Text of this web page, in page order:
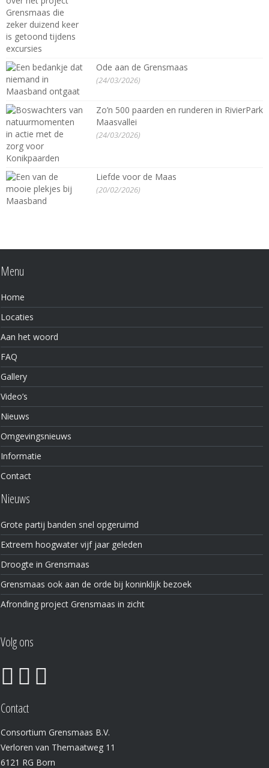
Ode aan de Grensmaas
(24/03/2026)
Zo’n 500 paarden en runderen in RivierPark
Maasvallei
(24/03/2026)
Liefde voor de Maas
(20/02/2026)
Menu
Home
Locaties
Aan het woord
FAQ
Gallery
Video’s
Nieuws
Omgevingsnieuws
Informatie
Contact
Nieuws
Grote partij banden snel opgeruimd
Extreem hoogwater vijf jaar geleden
Droogte in Grensmaas
Grensmaas ook aan de orde bij koninklijk bezoek
Afronding project Grensmaas in zicht
Volg ons
Contact
Consortium Grensmaas B.V.
Verloren van Themaatweg 11
6121 RG Born